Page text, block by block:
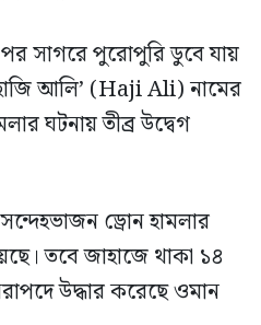
পর সাগরে পুরোপুরি ডুবে যায়
আলি’ (Haji Ali) নামের
ঘটনায় তীব্র উদ্বেগ
ড্রোন হামলার
তবে জাহাজে থাকা ১৪
উদ্ধার করেছে ওমান